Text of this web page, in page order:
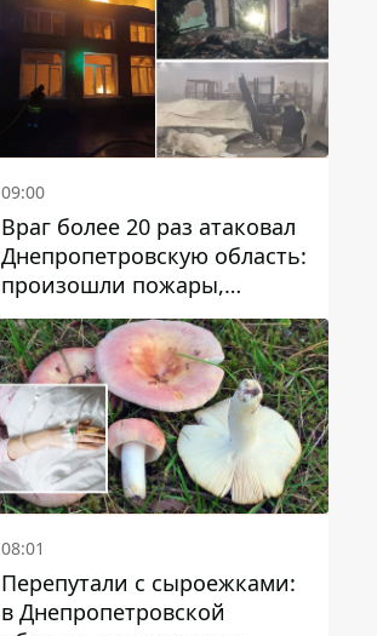
09:00
Враг более 20 раз атаковал
Днепропетровскую область:
произошли пожары,
повреждены дома,
инфраструктура и авто
08:01
Перепутали с сыроежками:
в Днепропетровской